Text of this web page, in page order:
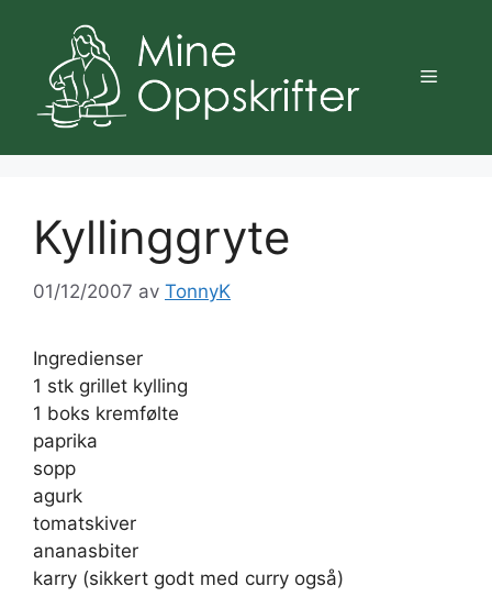
innhold
Meny
Kyllinggryte
01/12/2007 av TonnyK
Ingredienser
1 stk grillet kylling
1 boks kremfølte
paprika
sopp
agurk
tomatskiver
ananasbiter
karry (sikkert godt med curry også)